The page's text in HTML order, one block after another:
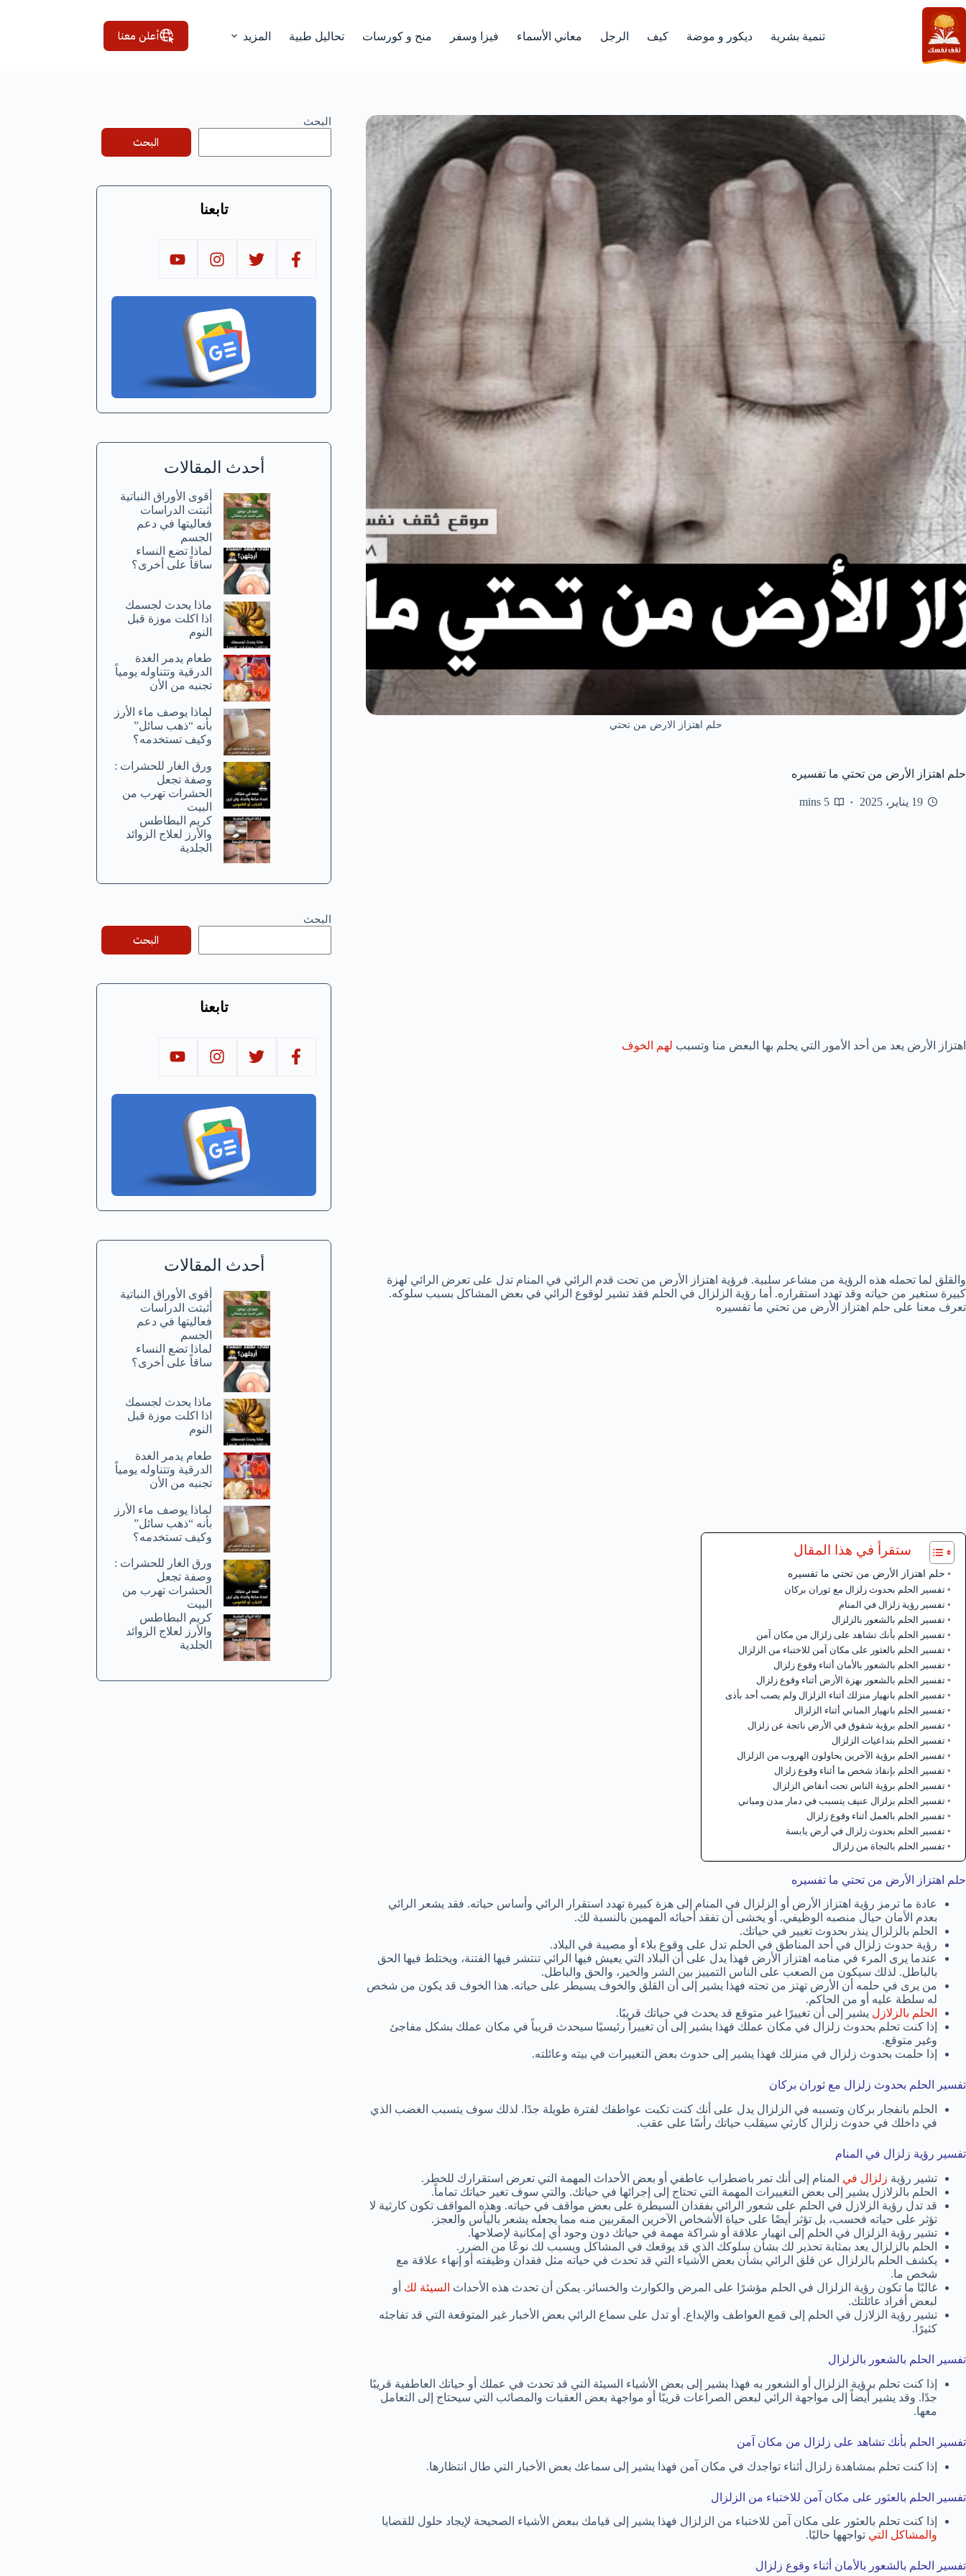
التجاوز
إلى
المحتوى
تنمية بشرية ديكور و موضة كيف الرجل معاني الأسماء فيزا وسفر منح و كورسات تحاليل طبية المزيد أعلن معنا
حلم اهتزاز الارض من تحتي
حلم اهتزاز الأرض من تحتي ما تفسيره
19 يناير، 2025 5 mins
اهتزاز الأرض يعد من أحد الأمور التي يحلم بها البعض منا وتسبب لهم الخوف
والقلق لما تحمله هذه الرؤية من مشاعر سلبية. فرؤية اهتزاز الأرض من تحت قدم الرائي في المنام تدل على تعرض الرائي لهزة
كبيرة ستغير من حياته وقد تهدد استقراره. أما رؤية الزلزال في الحلم فقد تشير لوقوع الرائي في بعض المشاكل بسبب سلوكه.
تعرف معنا على حلم اهتزاز الأرض من تحتي ما تفسيره
ستقرأ في هذا المقال
حلم اهتزاز الأرض من تحتي ما تفسيره
تفسير الحلم بحدوث زلزال مع ثوران بركان
تفسير رؤية زلزال في المنام
تفسير الحلم بالشعور بالزلزال
تفسير الحلم بأنك تشاهد على زلزال من مكان آمن
تفسير الحلم بالعثور على مكان آمن للاختباء من الزلزال
تفسير الحلم بالشعور بالأمان أثناء وقوع زلزال
تفسير الحلم بالشعور بهزة الأرض أثناء وقوع زلزال
تفسير الحلم بانهيار منزلك أثناء الزلزال ولم يصب أحد بأذى
تفسير الحلم بانهيار المباني أثناء الزلزال
تفسير الحلم برؤية شقوق في الأرض ناتجة عن زلزال
تفسير الحلم بتداعيات الزلزال
تفسير الحلم برؤية الآخرين يحاولون الهروب من الزلزال
تفسير الحلم بإنقاذ شخص ما أثناء وقوع زلزال
تفسير الحلم برؤية الناس تحت أنقاض الزلزال
تفسير الحلم بزلزال عنيف يتسبب في دمار مدن ومباني
تفسير الحلم بالعمل أثناء وقوع زلزال
تفسير الحلم بحدوث زلزال في أرض يابسة
تفسير الحلم بالنجاة من زلزال
حلم اهتزاز الأرض من تحتي ما تفسيره
عادة ما ترمز رؤية اهتزاز الأرض أو الزلزال في المنام إلى هزة كبيرة تهدد استقرار الرائي وأساس حياته. فقد يشعر الرائي
بعدم الأمان حيال منصبه الوظيفي. أو يخشى أن تفقد أحبائه المهمين بالنسبة لك.
الحلم بالزلزال ينذر بحدوث تغيير في حياتك.
رؤية حدوث زلزال في أحد المناطق في الحلم تدل على وقوع بلاء أو مصيبة في البلاد.
عندما يرى المرء في منامه اهتزاز الأرض فهذا يدل على أن البلاد التي يعيش فيها الرائي تنتشر فيها الفتنة، ويختلط فيها الحق
بالباطل. لذلك سيكون من الصعب على الناس التمييز بين الشر والخير، والحق والباطل.
من يرى في حلمه أن الأرض تهتز من تحته فهذا يشير إلى أن القلق والخوف يسيطر على حياته. هذا الخوف قد يكون من شخص
له سلطة عليه أو من الحاكم.
الحلم بالزلازل يشير إلى أن تغييرًا غير متوقع قد يحدث في حياتك قريبًا.
إذا كنت تحلم بحدوث زلزال في مكان عملك فهذا يشير إلى أن تغييراً رئيسيًا سيحدث قريباً في مكان عملك بشكل مفاجئ
وغير متوقع.
إذا حلمت بحدوث زلزال في منزلك فهذا يشير إلى حدوث بعض التغييرات في بيته وعائلته.
تفسير الحلم بحدوث زلزال مع ثوران بركان
الحلم بانفجار بركان وتسببه في الزلزال يدل على أنك كنت تكبت عواطفك لفترة طويلة جدًا. لذلك سوف يتسبب الغضب الذي
في داخلك في حدوث زلزال كارثي سيقلب حياتك رأسًا على عقب.
تفسير رؤية زلزال في المنام
تشير رؤية زلزال في المنام إلى أنك تمر باضطراب عاطفي أو بعض الأحداث المهمة التي تعرض استقرارك للخطر.
الحلم بالزلازل يشير إلى بعض التغييرات المهمة التي تحتاج إلى إجرائها في حياتك. والتي سوف تغير حياتك تماماً.
قد تدل رؤية الزلازل في الحلم على شعور الرائي بفقدان السيطرة على بعض مواقف في حياته. وهذه المواقف تكون كارثية لا
تؤثر على حياته فحسب، بل تؤثر أيضًا على حياة الأشخاص الآخرين المقربين منه مما يجعله يشعر باليأس والعجز.
تشير رؤية الزلزال في الحلم إلى انهيار علاقة أو شراكة مهمة في حياتك دون وجود أي إمكانية لإصلاحها.
الحلم بالزلزال يعد بمثابة تحذير لك بشأن سلوكك الذي قد يوقعك في المشاكل ويسبب لك نوعًا من الضرر.
يكشف الحلم بالزلزال عن قلق الرائي بشأن بعض الأشياء التي قد تحدث في حياته مثل فقدان وظيفته أو إنهاء علاقة مع
شخص ما.
غالبًا ما تكون رؤية الزلزال في الحلم مؤشرًا على المرض والكوارث والخسائر. يمكن أن تحدث هذه الأحداث السيئة لك أو
لبعض أفراد عائلتك.
تشير رؤية الزلازل في الحلم إلى قمع العواطف والإبداع. أو تدل على سماع الرائي بعض الأخبار غير المتوقعة التي قد تفاجئه
كثيرًا.
تفسير الحلم بالشعور بالزلزال
إذا كنت تحلم برؤية الزلزال أو الشعور به فهذا يشير إلى بعض الأشياء السيئة التي قد تحدث في عملك أو حياتك العاطفية قريبًا
جدًا. وقد يشير أيضاً إلى مواجهة الرائي لبعض الصراعات قريبًا أو مواجهة بعض العقبات والمصائب التي سيحتاج إلى التعامل
معها.
تفسير الحلم بأنك تشاهد على زلزال من مكان آمن
إذا كنت تحلم بمشاهدة زلزال أثناء تواجدك في مكان آمن فهذا يشير إلى سماعك بعض الأخبار التي طال انتظارها.
تفسير الحلم بالعثور على مكان آمن للاختباء من الزلزال
إذا كنت تحلم بالعثور على مكان آمن للاختباء من الزلزال فهذا يشير إلى قيامك ببعض الأشياء الصحيحة لإيجاد حلول للقضايا
والمشاكل التي تواجهها حاليًا.
تفسير الحلم بالشعور بالأمان أثناء وقوع زلزال
البحث
البحث
تابعنا
أحدث المقالات
أقوى الأوراق النباتية
أثبتت الدراسات
فعاليتها في دعم
الجسم
لماذا تضع النساء
ساقاً على أخرى؟
ماذا يحدث لجسمك
اذا اكلت موزة قبل
النوم
طعام يدمر الغدة
الدرقية وتتناوله يومياً
تجنبه من الأن
لماذا يوصف ماء الأرز
بأنه “ذهب سائل”
وكيف تستخدمه؟
ورق الغار للحشرات :
وصفة تجعل
الحشرات تهرب من
البيت
كريم البطاطس
والأرز لعلاج الزوائد
الجلدية
البحث
البحث
تابعنا
أحدث المقالات
أقوى الأوراق النباتية
أثبتت الدراسات
فعاليتها في دعم
الجسم
لماذا تضع النساء
ساقاً على أخرى؟
ماذا يحدث لجسمك
اذا اكلت موزة قبل
النوم
طعام يدمر الغدة
الدرقية وتتناوله يومياً
تجنبه من الأن
لماذا يوصف ماء الأرز
بأنه “ذهب سائل”
وكيف تستخدمه؟
ورق الغار للحشرات :
وصفة تجعل
الحشرات تهرب من
البيت
كريم البطاطس
والأرز لعلاج الزوائد
الجلدية